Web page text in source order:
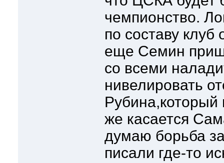
чемпионство.
по составу
еще Семин
со всеми
нивелировать
же касается
думаю борьба
писали где-то